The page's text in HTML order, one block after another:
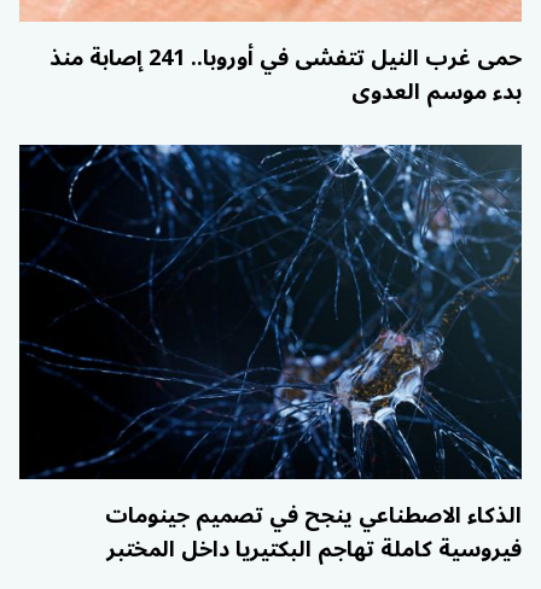
حمى غرب النيل تتفشى في أوروبا.. 241 إصابة منذ
بدء موسم العدوى
الذكاء الاصطناعي ينجح في تصميم جينومات
فيروسية كاملة تهاجم البكتيريا داخل المختبر